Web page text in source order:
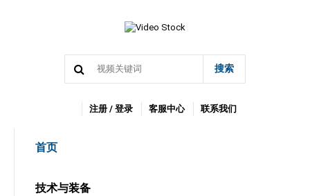
搜索
注册 / 登录 客服中心 联系我们
首页
技术与装备